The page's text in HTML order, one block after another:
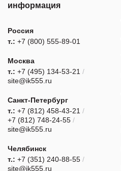
информация
Россия
т.: +7 (800) 555-89-01
Москва
т.: +7 (495) 134-53-21 /
site@ik555.ru
Санкт-Петербург
т.: +7 (812) 458-43-21 /
+7 (812) 748-24-55 /
site@ik555.ru
Челябинск
т.: +7 (351) 240-88-55 /
site@ik555.ru